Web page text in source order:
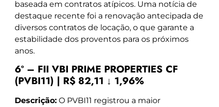
baseada em contratos atípicos. Uma notícia de
destaque recente foi a renovação antecipada de
diversos contratos de locação, o que garante a
estabilidade dos proventos para os próximos
anos.
6º – FII VBI PRIME PROPERTIES CF
(PVBI11) | R$ 82,11 ↓ 1,96%
Descrição: O PVBI11 registrou a maior